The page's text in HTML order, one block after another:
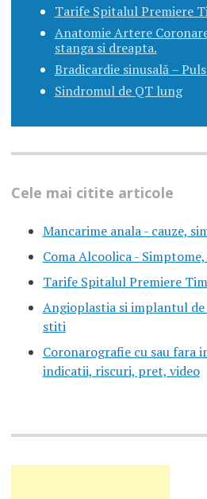
Tarife Spitalul Premiere
Anatomie Artere
stanga si dreapta.
Bradicardie sinusală –
Sindromul de QT lung
Cele mai citite articole
Mancarime anala - cauze,
Coma Alcoolica -
Tarife Spitalul Premiere
Angioplastia si implantul
stiti
Coronarografie cu sau fara
indicatii, riscuri, pret, video